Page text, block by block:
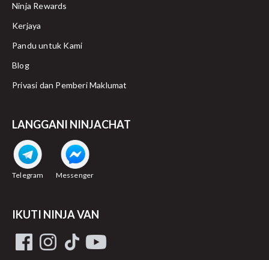
Ninja Rewards
Kerjaya
Pandu untuk Kami
Blog
Privasi dan Pemberi Maklumat
LANGGANI NINJACHAT
Telegram Messenger
IKUTI NINJA VAN